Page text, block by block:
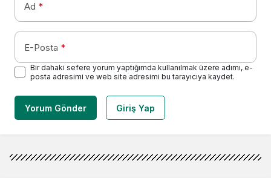
Ad *
E-Posta *
Bir dahaki sefere yorum yaptığımda kullanılmak üzere adımı, e-
posta adresimi ve web site adresimi bu tarayıcıya kaydet.
Yorum Gönder Giriş Yap